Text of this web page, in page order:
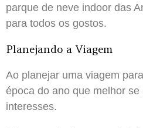
parque de neve indoor das
para todos os gostos.
Planejando a Viagem
Ao planejar uma viagem
época do ano que melhor
interesses.